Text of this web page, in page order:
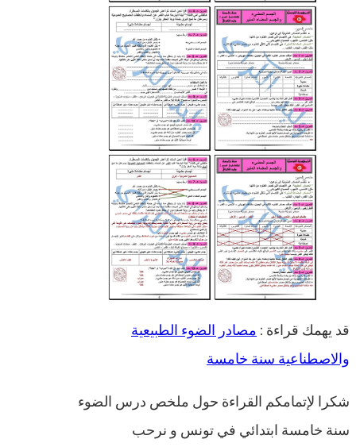
قد يهمك قراءة :مصادر الضوء الطبيعية
والاصطناعية سنة خامسة
شكرا لإتمامكم القراءة حول ملخص درس الضوء
سنة خامسة ابتدائي في تونس و نرحب